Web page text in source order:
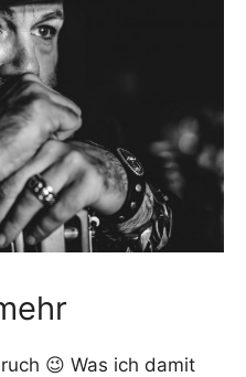
😉 Was ich damit